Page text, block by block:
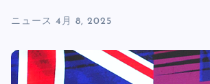
ニュース 4月 8, 2025